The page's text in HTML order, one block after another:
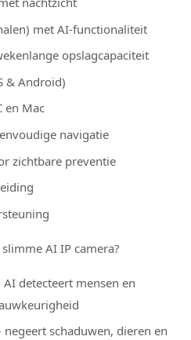
met AI-functionaliteit
opslagcapaciteit
& Android)
en Mac
navigatie
zichtbare preventie
AI IP camera?
AI detecteert mensen en
negeert schaduwen, dieren en